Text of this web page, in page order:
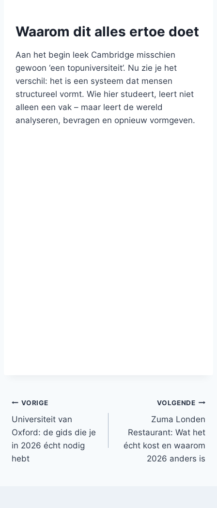
Waarom dit alles ertoe doet
Aan het begin leek Cambridge misschien
gewoon ‘een topuniversiteit’. Nu zie je het
verschil: het is een systeem dat mensen
structureel vormt. Wie hier studeert, leert niet
alleen een vak – maar leert de wereld
analyseren, bevragen en opnieuw vormgeven.
Bericht
navigatie
VORIGE
Universiteit van
Oxford: de gids die je
in 2026 écht nodig
hebt
VOLGENDE
Zuma Londen
Restaurant: Wat het
écht kost en waarom
2026 anders is